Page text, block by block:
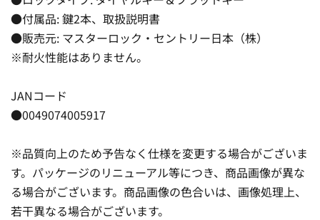
●付属品: 鍵2本、取扱説明書
●販売元: マスターロック・セントリー日本（株）
※耐火性能はありません。
JANコード
●0049074005917
※品質向上のため予告なく仕様を変更する場合がございま
す。パッケージのリニューアル等につき、商品画像が異な
る場合がございます。商品画像の色合いは、画像処理上、
若干異なる場合がございます。